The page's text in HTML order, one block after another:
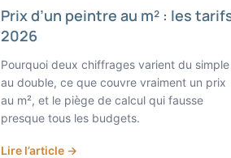
Prix d’un peintre au m² : les
2026
Pourquoi deux chiffrages varient du simple
au double, ce que couvre vraiment un prix
au m², et le piège de calcul qui fausse
presque tous les budgets.
Lire l’article →